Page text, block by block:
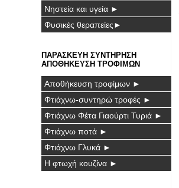
Νηστεία και υγεία ►
Φυσικές θεραπείες►
ΠΑΡΑΣΚΕΥΗ ΣΥΝΤΗΡΗΣΗ
ΑΠΟΘΗΚΕΥΣΗ ΤΡΟΦΙΜΩΝ
Αποθήκευση τροφίμων ►
Φτιάχνω-συντηρώ τροφές ►
Φτιάχνω Φέτα Γιαούρτι Τυριά ►
Φτιάχνω ποτά ►
Φτιάχνω Γλυκά ►
Η φτωχή κουζίνα ►